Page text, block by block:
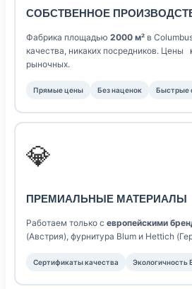
СОБСТВЕННОЕ
Фабрика площадью 2000 м² в
качества, никаких посредников. Цены
рыночных.
Прямые цены Без наценок Быстрые
💎
ПРЕМИАЛЬНЫЕ МАТЕРИАЛЫ
Работаем только с европейскими
(Австрия), фурнитура Blum и Hettich
Сертификаты качества Экологичность